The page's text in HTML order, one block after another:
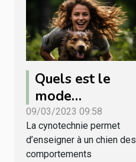
Quels est le
mode
fonctionnement
de la
cynotechnique ?
09/03/2023 09:58
La cynotechnie permet
d’enseigner à un chien des
comportements